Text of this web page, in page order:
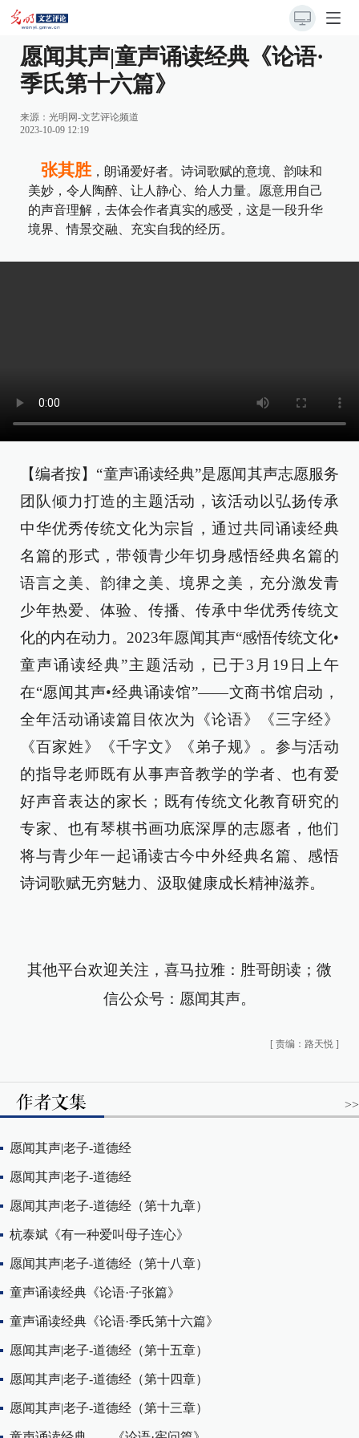
愿闻其声|童声诵读经典《论语·
季氏第十六篇》
来源：光明网-文艺评论频道
2023-10-09 12:19
张其胜 ，朗诵爱好者。诗词歌赋的意境、韵味和
美妙，令人陶醉、让人静心、给人力量。愿意用自己
的声音理解，去体会作者真实的感受，这是一段升华
境界、情景交融、充实自我的经历。
【编者按】“童声诵读经典”是愿闻其声志愿服务
团队倾力打造的主题活动，该活动以弘扬传承
中华优秀传统文化为宗旨，通过共同诵读经典
名篇的形式，带领青少年切身感悟经典名篇的
语言之美、韵律之美、境界之美，充分激发青
少年热爱、体验、传播、传承中华优秀传统文
化的内在动力。2023年愿闻其声“感悟传统文化•
童声诵读经典”主题活动，已于3月19日上午
在“愿闻其声•经典诵读馆”——文商书馆启动，
全年活动诵读篇目依次为《论语》《三字经》
《百家姓》《千字文》《弟子规》。参与活动
的指导老师既有从事声音教学的学者、也有爱
好声音表达的家长；既有传统文化教育研究的
专家、也有琴棋书画功底深厚的志愿者，他们
将与青少年一起诵读古今中外经典名篇、感悟
诗词歌赋无穷魅力、汲取健康成长精神滋养。
其他平台欢迎关注，喜马拉雅：胜哥朗读；微
信公众号： 愿闻其声。
[ 责编：路天悦 ]
>>
愿闻其声|老子-道德经
愿闻其声|老子-道德经
愿闻其声|老子-道德经（第十九章）
杭泰斌《有一种爱叫母子连心》
愿闻其声|老子-道德经（第十八章）
童声诵读经典《论语·子张篇》
童声诵读经典《论语·季氏第十六篇》
愿闻其声|老子-道德经（第十五章）
愿闻其声|老子-道德经（第十四章）
愿闻其声|老子-道德经（第十三章）